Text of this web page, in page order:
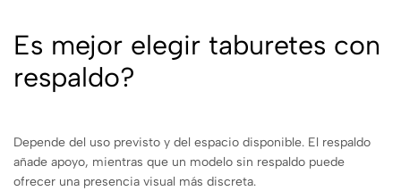
Es mejor elegir taburetes con
respaldo?
Depende del uso previsto y del espacio disponible. El respaldo
añade apoyo, mientras que un modelo sin respaldo puede
ofrecer una presencia visual más discreta.